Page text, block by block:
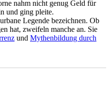
nahm nicht genug Geld für
und ging pleite.
Legende bezeichnen. Ob
hat, zweifeln manche an. Sie
und Mythenbildung durch